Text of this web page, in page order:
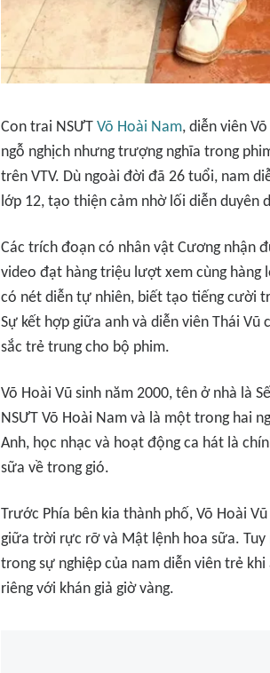
Con trai NSƯT Võ Hoài Nam, diễn viên
ngỗ nghịch nhưng trượng nghĩa trong
trên VTV. Dù ngoài đời đã 26 tuổi, nam
lớp 12, tạo thiện cảm nhờ lối diễn duyên
Các trích đoạn có nhân vật Cương nhận
video đạt hàng triệu lượt xem cùng hàng
có nét diễn tự nhiên, biết tạo tiếng cười
Sự kết hợp giữa anh và diễn viên Thái Vũ
sắc trẻ trung cho bộ phim.
Võ Hoài Vũ sinh năm 2000, tên ở nhà là
NSƯT Võ Hoài Nam và là một trong hai
Anh, học nhạc và hoạt động ca hát là
sữa về trong gió.
Trước Phía bên kia thành phố, Võ Hoài
giữa trời rực rỡvà Mật lệnh hoa sữa.
trong sự nghiệp của nam diễn viên trẻ
riêng với khán giả giờ vàng.